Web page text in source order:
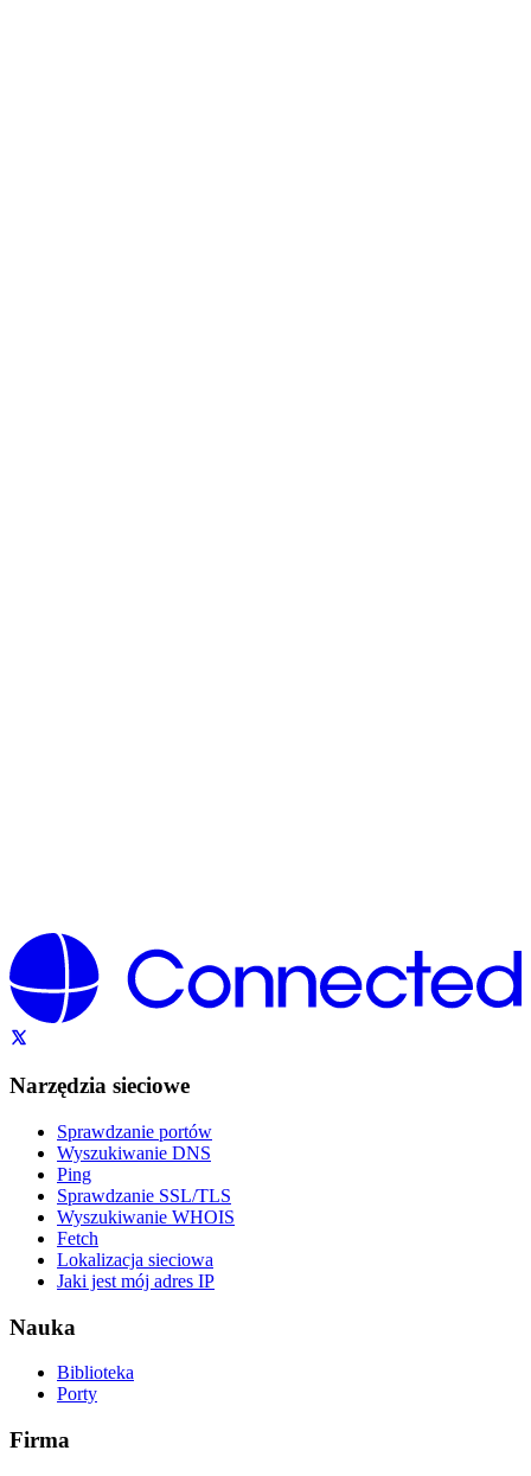
Narzędzia sieciowe
Sprawdzanie portów
Wyszukiwanie DNS
Ping
Sprawdzanie SSL/TLS
Wyszukiwanie WHOIS
Fetch
Lokalizacja sieciowa
Jaki jest mój adres IP
Nauka
Biblioteka
Porty
Firma